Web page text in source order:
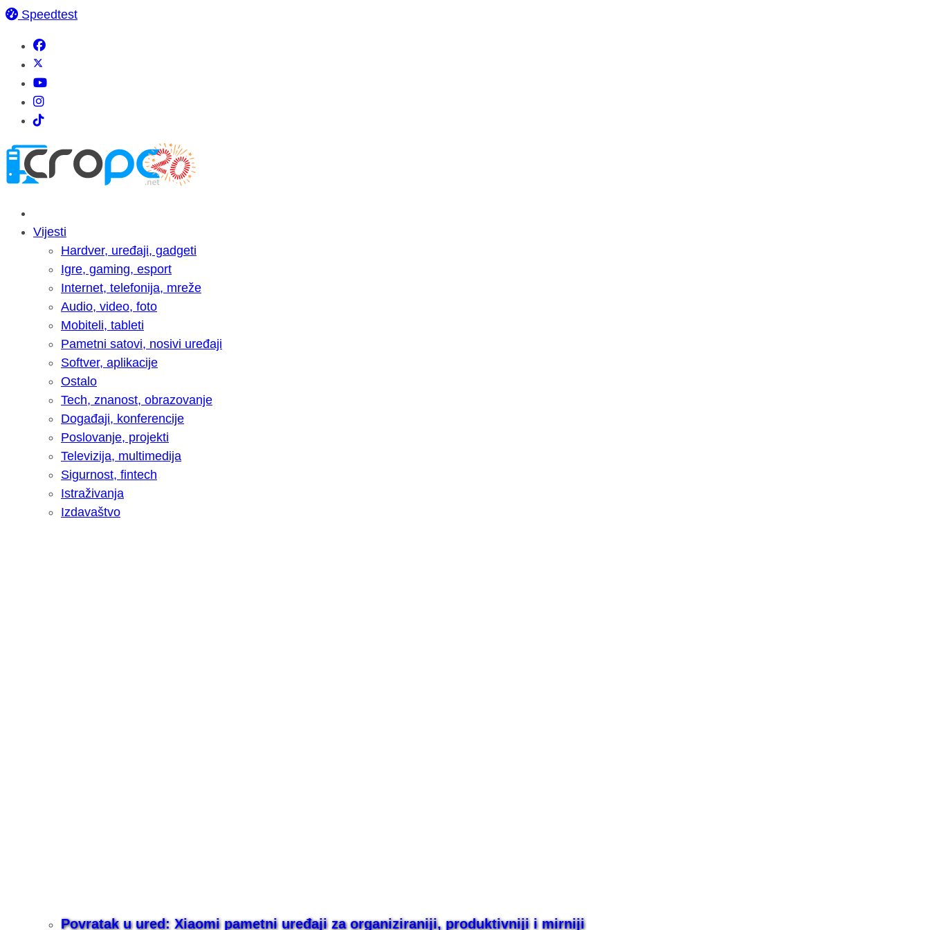
Speedtest
Vijesti
Hardver, uređaji, gadgeti
Igre, gaming, esport
Internet, telefonija, mreže
Audio, video, foto
Mobiteli, tableti
Pametni satovi, nosivi uređaji
Softver, aplikacije
Ostalo
Tech, znanost, obrazovanje
Događaji, konferencije
Poslovanje, projekti
Televizija, multimedija
Sigurnost, fintech
Istraživanja
Izdavaštvo
Povratak u ured: Xiaomi pametni uređaji za organiziraniji, produktivniji i mirniji